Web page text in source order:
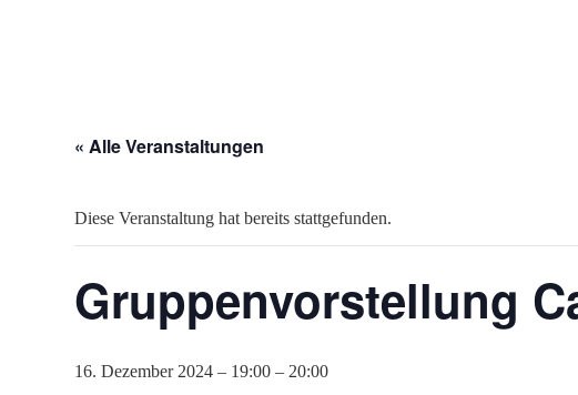
« Alle Veranstaltungen
Diese Veranstaltung hat bereits stattgefunden.
Gruppenvorstellung
16. Dezember 2024 – 19:00 – 20:00